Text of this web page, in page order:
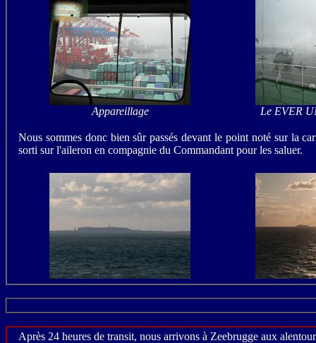
Appareillage Le EVER
Nous sommes donc bien sûr passés devant le point noté sur la
sorti sur l'aileron en compagnie du Commandant pour les saluer.
Après 24 heures de transit, nous arrivons à Zeebrugge aux